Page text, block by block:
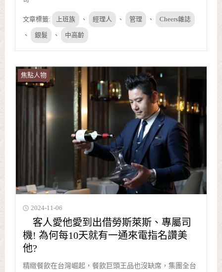
文章標籤: 上班族 、 經理人 、 管理 、 Cheers雜誌
、 銀髮 、 中高齡
焦點人物
2024-11-06
客人愛他愛到出借勞斯萊斯、專屬司
機! 為何每10天就有一通來電指名讚美
他?
精緻餐飲在台灣崛起，餐飲巨頭王品也沒缺席，集團全台